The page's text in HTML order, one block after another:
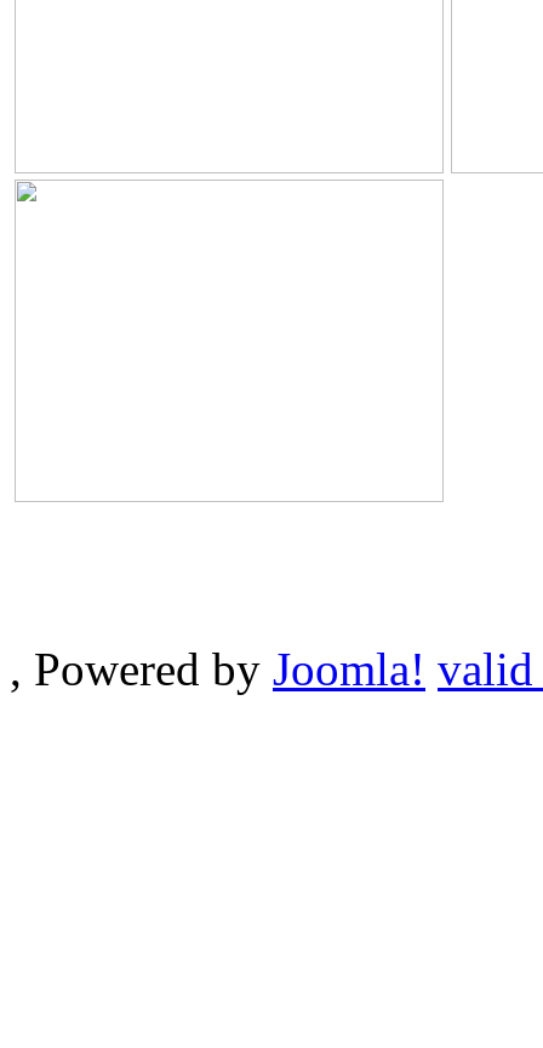
, Powered by Joomla!